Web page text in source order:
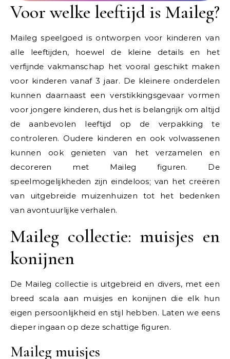
Voor welke leeftijd is Maileg?
Maileg speelgoed is ontworpen voor kinderen van
alle leeftijden, hoewel de kleine details en het
verfijnde vakmanschap het vooral geschikt maken
voor kinderen vanaf 3 jaar. De kleinere onderdelen
kunnen daarnaast een verstikkingsgevaar vormen
voor jongere kinderen, dus het is belangrijk om altijd
de aanbevolen leeftijd op de verpakking te
controleren. Oudere kinderen en ook volwassenen
kunnen ook genieten van het verzamelen en
decoreren met Maileg figuren. De
speelmogelijkheden zijn eindeloos; van het creëren
van uitgebreide muizenhuizen tot het bedenken
van avontuurlijke verhalen.
Maileg collectie: muisjes en
konijnen
De Maileg collectie is uitgebreid en divers, met een
breed scala aan muisjes en konijnen die elk hun
eigen persoonlijkheid en stijl hebben. Laten we eens
dieper ingaan op deze schattige figuren.
Maileg muisjes